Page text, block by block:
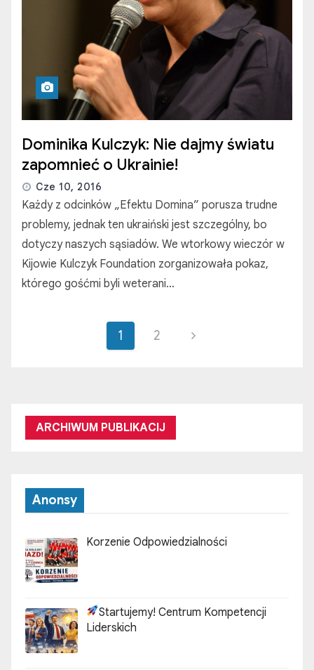
Dominika Kulczyk: Nie dajmy światu
zapomnieć o Ukrainie!
Cze 10, 2016
Każdy z odcinków „Efektu Domina” porusza trudne
problemy, jednak ten ukraiński jest szczególny, bo
dotyczy naszych sąsiadów. We wtorkowy wieczór w
Kijowie Kulczyk Foundation zorganizowała pokaz,
którego gośćmi byli weterani…
o
o
a
n
1 2
ARCHIWUM PUBLIKACIJ
Anonsy
Korzenie Odpowiedzialności
Startujemy! Centrum Kompetencji
Liderskich